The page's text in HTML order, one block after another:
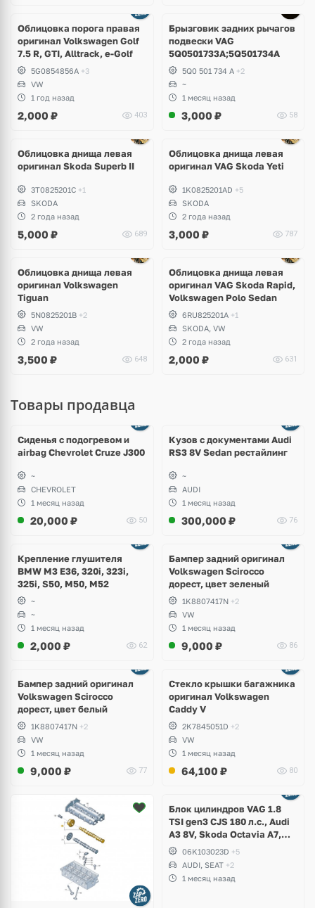
Облицовка порога правая
оригинал Volkswagen Golf
7.5 R, GTI, Alltrack, e-Golf
5G0854856A +3
VW
1 год назад
2,000 ₽ 403
Брызговик задних рычагов
подвески VAG
5Q0501733A;5Q501734A
5Q0 501 734 A +2
~
1 месяц назад
3,000 ₽ 58
Облицовка днища левая
оригинал Skoda Superb II
3T0825201C +1
SKODA
2 года назад
5,000 ₽ 689
Облицовка днища левая
оригинал VAG Skoda Yeti
1K0825201AD +5
SKODA
2 года назад
3,000 ₽ 787
Облицовка днища левая
оригинал Volkswagen
Tiguan
5N0825201B +2
VW
2 года назад
3,500 ₽ 648
Облицовка днища левая
оригинал VAG Skoda Rapid,
Volkswagen Polo Sedan
6RU825201A +1
SKODA, VW
2 года назад
2,000 ₽ 631
Товары продавца
Сиденья с подогревом и
airbag Chevrolet Cruze J300
~
CHEVROLET
1 месяц назад
20,000 ₽ 50
Кузов с документами Audi
RS3 8V Sedan рестайлинг
~
AUDI
1 месяц назад
300,000 ₽ 76
Крепление глушителя
BMW M3 E36, 320i, 323i,
325i, S50, M50, M52
~
~
1 месяц назад
2,000 ₽ 62
Бампер задний оригинал
Volkswagen Scirocco
дорест, цвет зеленый
1K8807417N +2
VW
1 месяц назад
9,000 ₽ 86
Бампер задний оригинал
Volkswagen Scirocco
дорест, цвет белый
1K8807417N +2
VW
1 месяц назад
9,000 ₽ 77
Стекло крышки багажника
оригинал Volkswagen
Caddy V
2K7845051D +2
VW
1 месяц назад
64,100 ₽ 80
2 фото
Блок цилиндров VAG 1.8
TSI gen3 CJS 180 л.с., Audi
A3 8V, Skoda Octavia A7,
Superb, Volkswagen Passat
B8, Golf VII Alltrack, Seat
Leon
06K103023D +5
AUDI, SEAT +2
1 месяц назад